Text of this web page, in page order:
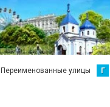
Переименованные улицы Г